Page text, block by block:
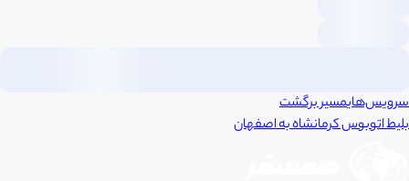
سرویس‌هایمسیر برگشت
بلیط اتوبوسکرمانشاهبهاصفهان